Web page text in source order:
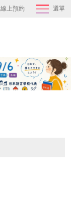
線上預約 選單